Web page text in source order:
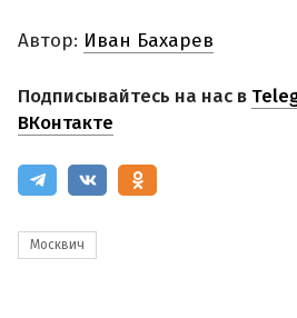
Автор: Иван Бахарев
Подписывайтесь на нас в
ВКонтакте
Москвич